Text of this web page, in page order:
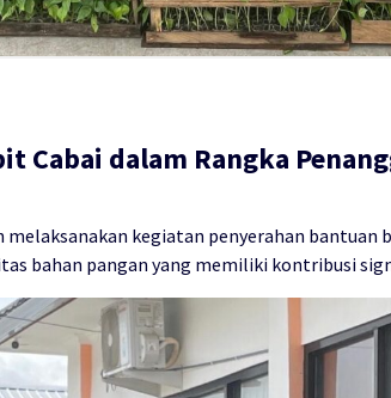
Cabai dalam Rangka
kegiatan penyerahan bantuan
bahan pangan yang memiliki kontribusi